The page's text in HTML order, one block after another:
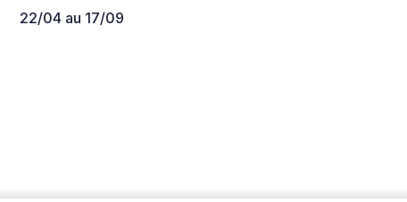
22/04 au 17/09